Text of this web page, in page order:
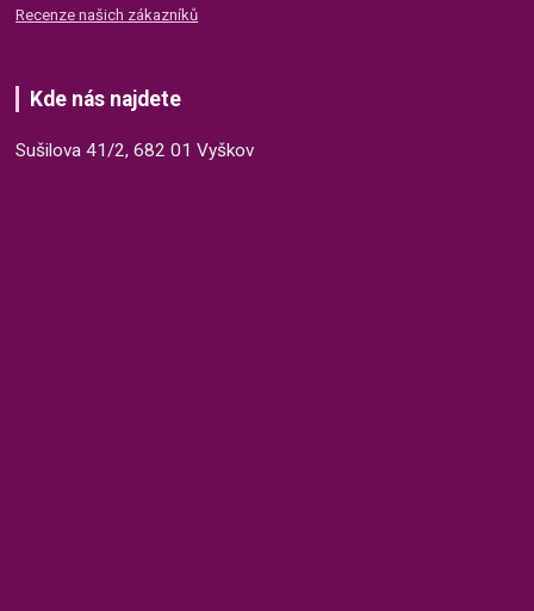
Recenze našich zákazníků
Kde nás najdete
Sušilova 41/2, 682 01 Vyškov